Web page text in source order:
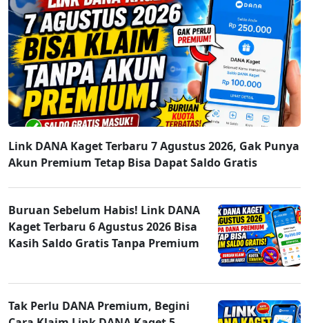
Link DANA Kaget Terbaru 7 Agustus 2026, Gak Punya
Akun Premium Tetap Bisa Dapat Saldo Gratis
Buruan Sebelum Habis! Link DANA
Kaget Terbaru 6 Agustus 2026 Bisa
Kasih Saldo Gratis Tanpa Premium
Tak Perlu DANA Premium, Begini